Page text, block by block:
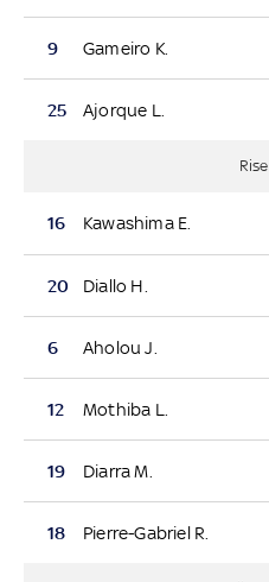
9 Gameiro K.
25 Ajorque L.
16 Kawashima E.
20 Diallo H.
6 Aholou J.
12 Mothiba L.
19 Diarra M.
18 Pierre-Gabriel R.